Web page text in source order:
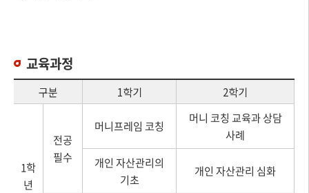
교육과정
구분 1학기 2학기
1학
년
전공
필수
머니프레임 코칭
머니 코칭 교육과 상담
사례
개인 자산관리의
기초
개인 자산관리 심화